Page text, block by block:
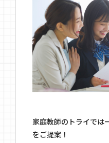
家庭教師のトライでは
をご提案！